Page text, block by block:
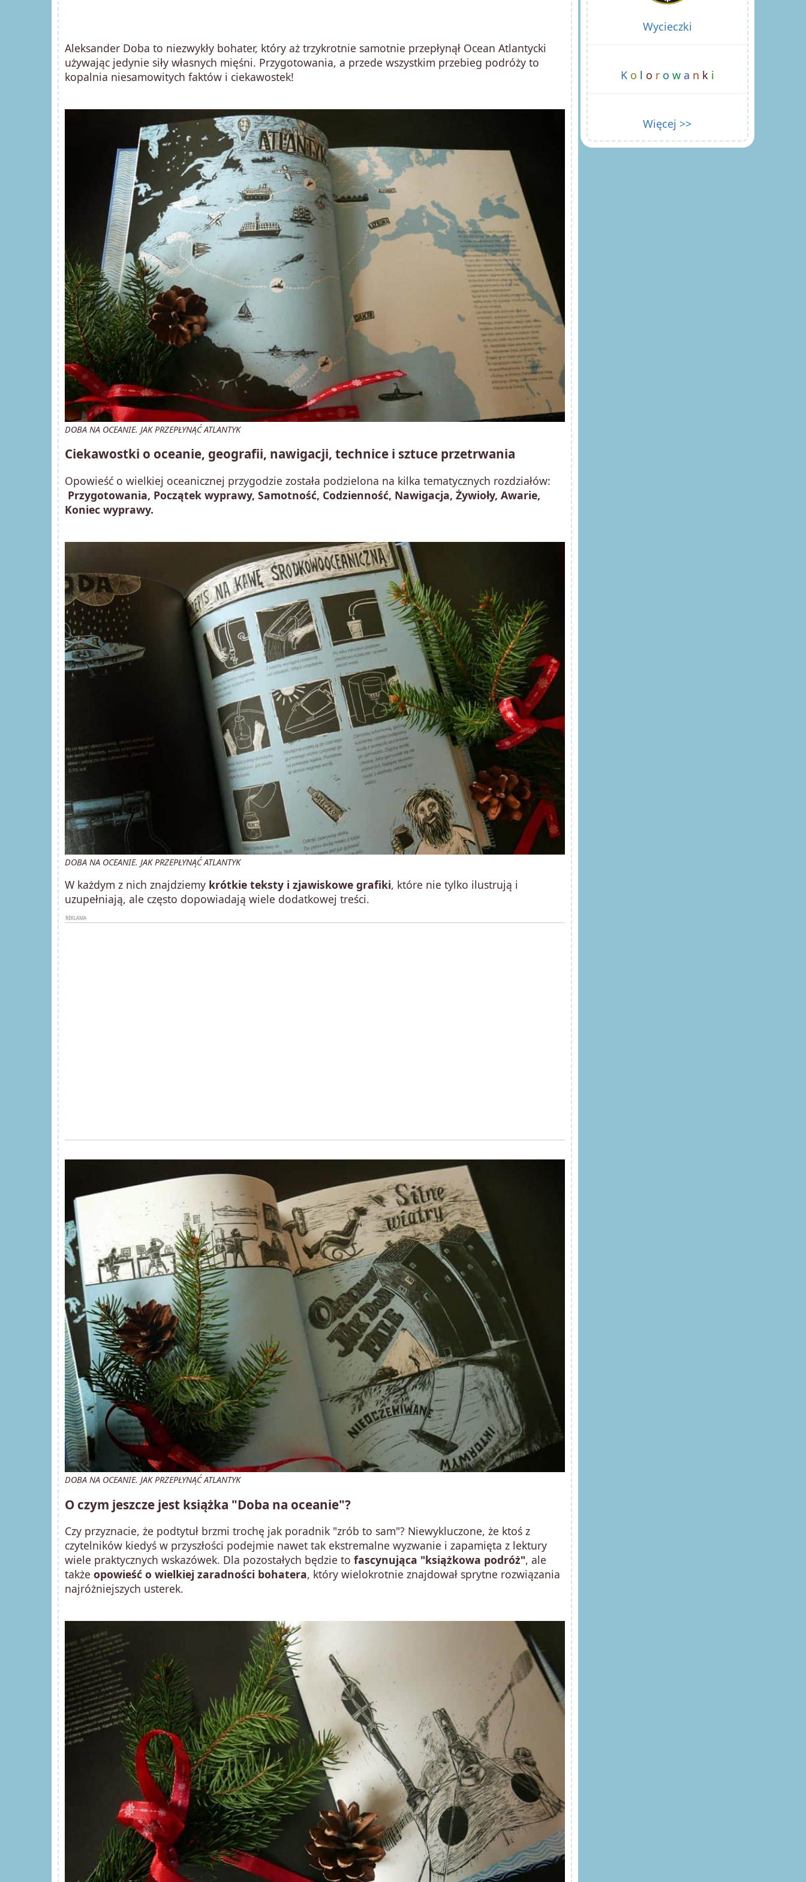
Aleksander Doba to niezwykły bohater, który aż trzykrotnie samotnie przepłynął Ocean Atlantycki
używając jedynie siły własnych mięśni. Przygotowania, a przede wszystkim przebieg podróży to
kopalnia niesamowitych faktów i ciekawostek!
DOBA NA OCEANIE. JAK PRZEPŁYNĄĆ ATLANTYK
Ciekawostki o oceanie, geografii, nawigacji, technice i sztuce przetrwania
Opowieść o wielkiej oceanicznej przygodzie została podzielona na kilka tematycznych rozdziałów:
Przygotowania, Początek wyprawy, Samotność, Codzienność, Nawigacja, Żywioły, Awarie,
Koniec wyprawy.
DOBA NA OCEANIE. JAK PRZEPŁYNĄĆ ATLANTYK
W każdym z nich znajdziemy krótkie teksty i zjawiskowe grafiki, które nie tylko ilustrują i
uzupełniają, ale często dopowiadają wiele dodatkowej treści.
DOBA NA OCEANIE. JAK PRZEPŁYNĄĆ ATLANTYK
O czym jeszcze jest książka "Doba na oceanie"?
Czy przyznacie, że podtytuł brzmi trochę jak poradnik "zrób to sam"? Niewykluczone, że ktoś z
czytelników kiedyś w przyszłości podejmie nawet tak ekstremalne wyzwanie i zapamięta z lektury
wiele praktycznych wskazówek. Dla pozostałych będzie to fascynująca "książkowa podróż", ale
także opowieść o wielkiej zaradności bohatera, który wielokrotnie znajdował sprytne rozwiązania
najróżniejszych usterek.
Wycieczki
K o l o r o w a n k i
Więcej >>